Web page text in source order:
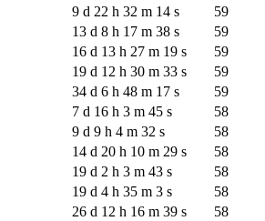
9 d 22 h 32 m 14 s
59
13 d 8 h 17 m 38 s
59
16 d 13 h 27 m 19 s
59
19 d 12 h 30 m 33 s
59
34 d 6 h 48 m 17 s
59
7 d 16 h 3 m 45 s
58
9 d 9 h 4 m 32 s
58
14 d 20 h 10 m 29 s
58
19 d 2 h 3 m 43 s
58
19 d 4 h 35 m 3 s
58
26 d 12 h 16 m 39 s
58